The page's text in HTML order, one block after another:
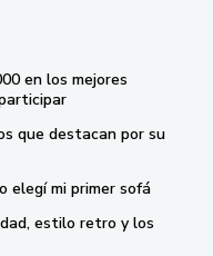
en los mejores
que destacan por su
elegí mi primer sofá
estilo retro y los